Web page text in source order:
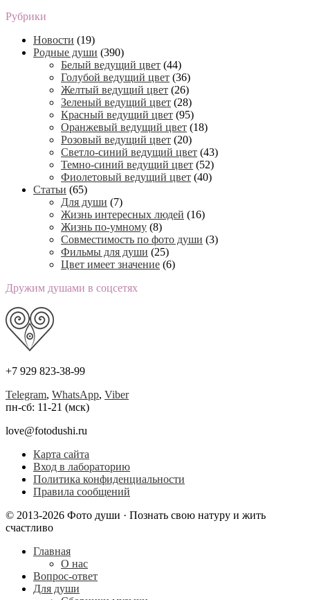
Рубрики
Новости (19)
Родные души (390)
Белый ведущий цвет (44)
Голубой ведущий цвет (36)
Желтый ведущий цвет (26)
Зеленый ведущий цвет (28)
Красный ведущий цвет (95)
Оранжевый ведущий цвет (18)
Розовый ведущий цвет (20)
Светло-синий ведущий цвет (43)
Темно-синий ведущий цвет (52)
Фиолетовый ведущий цвет (40)
Статьи (65)
Для души (7)
Жизнь интересных людей (16)
Жизнь по-умному (8)
Совместимость по фото души (3)
Фильмы для души (25)
Цвет имеет значение (6)
Дружим душами в соцсетях
+7 929 823-38-99
Telegram, WhatsApp, Viber
пн-сб: 11-21 (мск)
love@fotodushi.ru
Карта сайта
Вход в лабораторию
Политика конфиденциальности
Правила сообщений
© 2013-2026 Фото души · Познать свою натуру и жить
счастливо
Главная
О нас
Вопрос-ответ
Для души